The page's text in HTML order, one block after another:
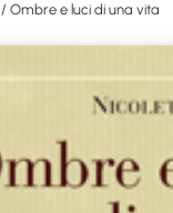
/ Ombre e luci di una vita